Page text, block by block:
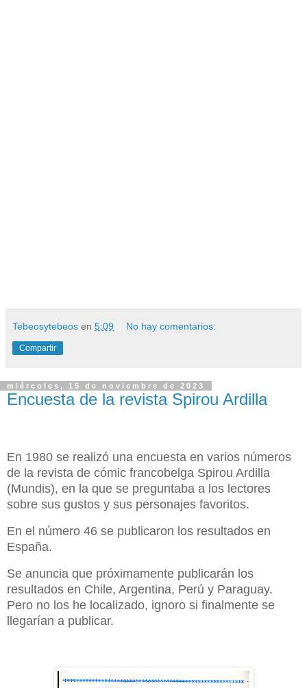
Tebeosytebeos en 5:09 No hay comentarios:
Compartir
miércoles, 15 de noviembre de 2023
Encuesta de la revista Spirou Ardilla
En 1980 se realizó una encuesta en varios números
de la revista de cómic francobelga Spirou Ardilla
(Mundis), en la que se preguntaba a los lectores
sobre sus gustos y sus personajes favoritos.
En el número 46 se publicaron los resultados en
España.
Se anuncia que próximamente publicarán los
resultados en Chile, Argentina, Perú y Paraguay.
Pero no los he localizado, ignoro si finalmente se
llegarían a publicar.